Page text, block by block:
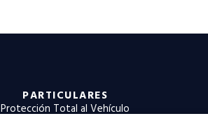
PARTICULARES
Protección Total al Vehículo